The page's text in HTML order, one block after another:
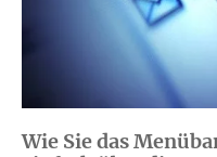
Wie Sie das